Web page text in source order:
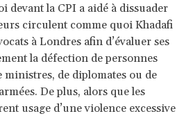
devant la CPI a aidé à dissuader
circulent comme quoi Khadafi
à Londres afin d’évaluer ses
la défection de personnes
ministres, de diplomates ou de
De plus, alors que les
usage d’une violence excessive